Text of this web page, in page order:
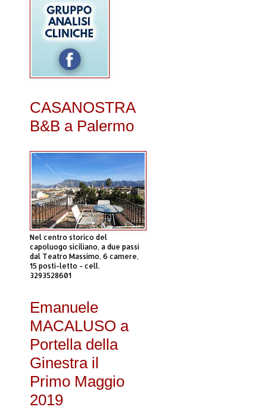
CASANOSTRA
B&B a Palermo
Nel centro storico del
capoluogo siciliano, a due passi
dal Teatro Massimo, 6 camere,
15 posti-letto - cell.
3293528601
Emanuele
MACALUSO a
Portella della
Ginestra il
Primo Maggio
2019